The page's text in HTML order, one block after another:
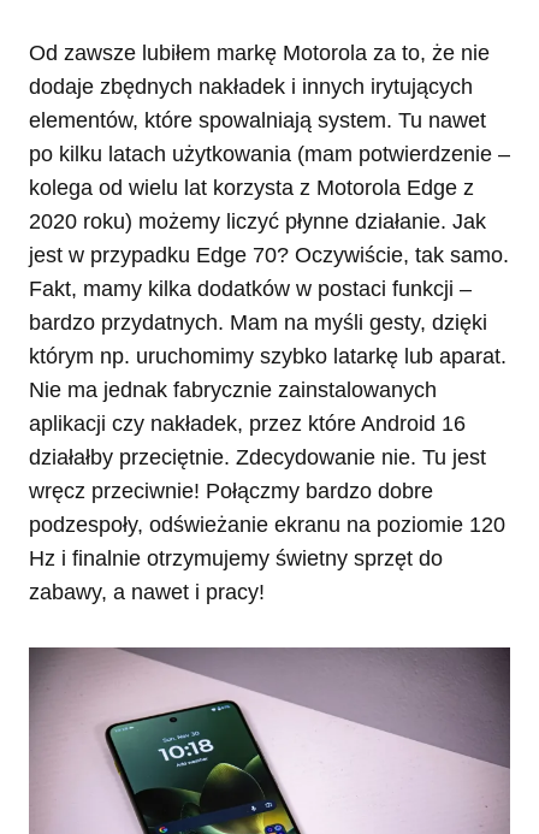
Od zawsze lubiłem markę Motorola za to, że nie
dodaje zbędnych nakładek i innych irytujących
elementów, które spowalniają system. Tu nawet
po kilku latach użytkowania (mam potwierdzenie –
kolega od wielu lat korzysta z Motorola Edge z
2020 roku) możemy liczyć płynne działanie. Jak
jest w przypadku Edge 70? Oczywiście, tak samo.
Fakt, mamy kilka dodatków w postaci funkcji –
bardzo przydatnych. Mam na myśli gesty, dzięki
którym np. uruchomimy szybko latarkę lub aparat.
Nie ma jednak fabrycznie zainstalowanych
aplikacji czy nakładek, przez które Android 16
działałby przeciętnie. Zdecydowanie nie. Tu jest
wręcz przeciwnie! Połączmy bardzo dobre
podzespoły, odświeżanie ekranu na poziomie 120
Hz i finalnie otrzymujemy świetny sprzęt do
zabawy, a nawet i pracy!